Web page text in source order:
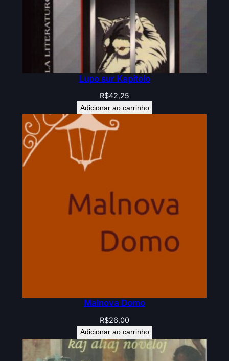
Lupo sur Kapitolo
R$42,25
Adicionar ao carrinho
Malnova Domo
R$26,00
Adicionar ao carrinho